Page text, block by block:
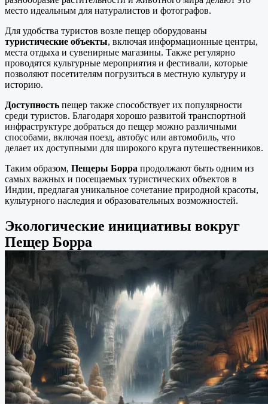
место идеальным для натуралистов и фотографов.
Для удобства туристов возле пещер оборудованы
туристические объекты, включая информационные центры,
места отдыха и сувенирные магазины. Также регулярно
проводятся культурные мероприятия и фестивали, которые
позволяют посетителям погрузиться в местную культуру и
историю.
Доступность пещер также способствует их популярности
среди туристов. Благодаря хорошо развитой транспортной
инфраструктуре добраться до пещер можно различными
способами, включая поезд, автобус или автомобиль, что
делает их доступными для широкого круга путешественников.
Таким образом, Пещеры Борра продолжают быть одним из
самых важных и посещаемых туристических объектов в
Индии, предлагая уникальное сочетание природной красоты,
культурного наследия и образовательных возможностей.
Экологические инициативы вокруг
Пещер Борра